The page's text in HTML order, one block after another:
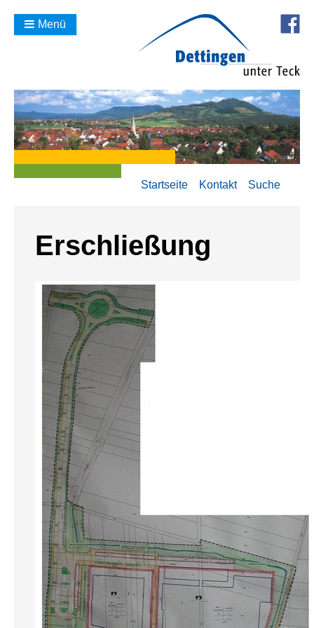
Menü
Startseite Kontakt Suche
Erschließung